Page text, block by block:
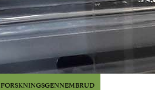
FORSKNINGSGENNEMBRUD